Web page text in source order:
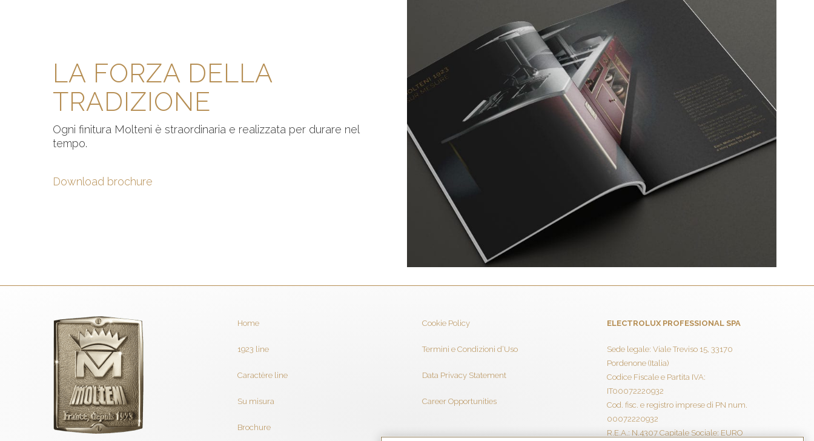
LA FORZA DELLA
TRADIZIONE
Ogni finitura Molteni è straordinaria e realizzata per durare nel
tempo.
Download brochure
Home
1923 line
Caractère line
Su misura
Brochure
Cookie Policy
Termini e Condizioni d’Uso
Data Privacy Statement
Career Opportunities
ELECTROLUX PROFESSIONAL SPA
Sede legale: Viale Treviso 15, 33170
Pordenone (Italia)
Codice Fiscale e Partita IVA:
IT00072220932
Cod. fisc. e registro imprese di PN num.
00072220932
R.E.A.: N.4307 Capitale Sociale: EURO